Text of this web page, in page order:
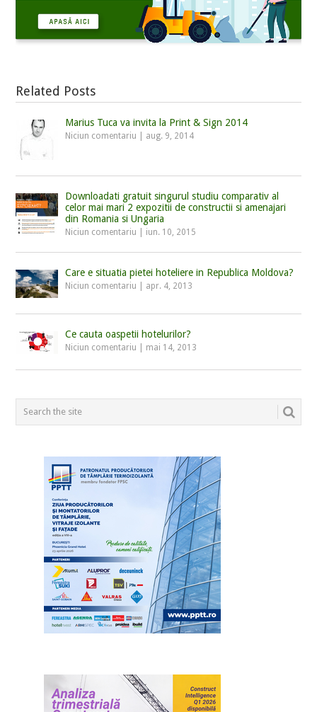
Related Posts
Marius Tuca va invita la Print & Sign 2014
Niciun comentariu aug. 9, 2014
Downloadati gratuit singurul studiu comparativ al
celor mai mari 2 expozitii de constructii si amenajari
din Romania si Ungaria
Niciun comentariu iun. 10, 2015
Care e situatia pietei hoteliere in Republica Moldova?
Niciun comentariu apr. 4, 2013
Ce cauta oaspetii hotelurilor?
Niciun comentariu mai 14, 2013